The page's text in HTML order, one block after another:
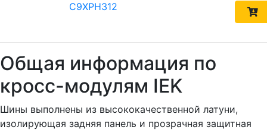
C9XPH312
Общая информация по
кросс-модулям IEK
Шины выполнены из высококачественной латуни,
изолирующая задняя панель и прозрачная защитная